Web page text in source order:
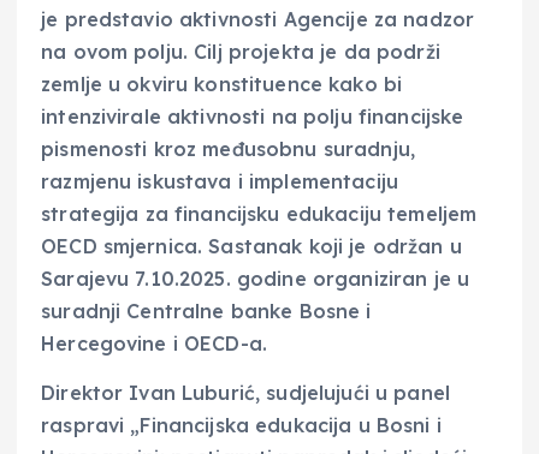
je predstavio aktivnosti Agencije za nadzor
na ovom polju. Cilj projekta je da podrži
zemlje u okviru konstituence kako bi
intenzivirale aktivnosti na polju financijske
pismenosti kroz međusobnu suradnju,
razmjenu iskustava i implementaciju
strategija za financijsku edukaciju temeljem
OECD smjernica. Sastanak koji je održan u
Sarajevu 7.10.2025. godine organiziran je u
suradnji Centralne banke Bosne i
Hercegovine i OECD-a.
Direktor Ivan Luburić, sudjelujući u panel
raspravi „Financijska edukacija u Bosni i